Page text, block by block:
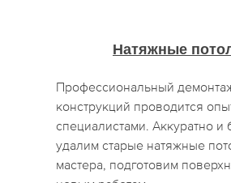
Натяжные
Профессиональный
конструкций проводится
специалистами. Аккуратно и
удалим старые натяжные
мастера, подготовим